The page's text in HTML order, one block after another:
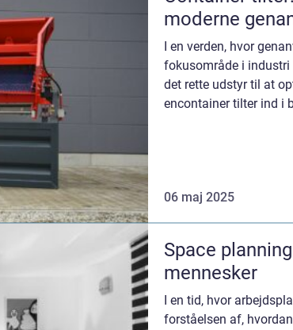
moderne
I en verden, hvor
fokusområde i industri
det rette udstyr til at
encontainer tilter ind i
06 maj 2025
Space
mennesker
I en tid, hvor
forståelsen af,